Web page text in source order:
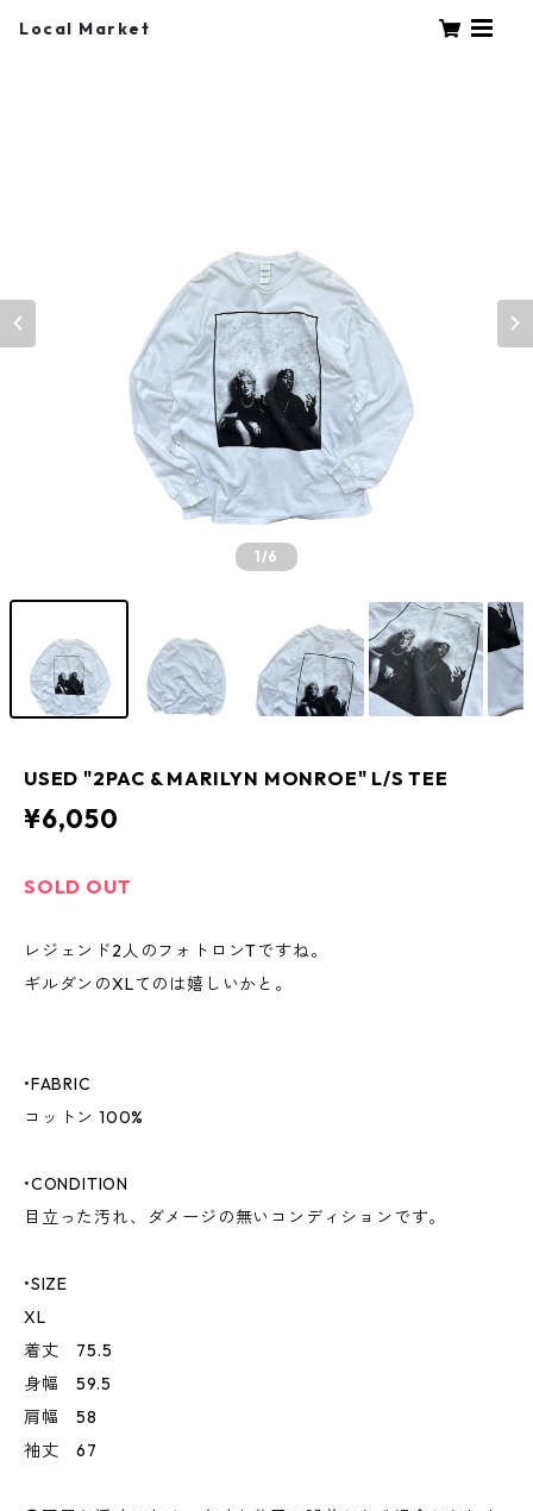
Local Market
1/6
USED "2PAC & MARILYN MONROE" L/S TEE
¥6,050
SOLD OUT
レジェンド2人のフォトロンTですね。
ギルダンのXLてのは嬉しいかと。
•FABRIC
コットン 100%
•CONDITION
目立った汚れ、ダメージの無いコンディションです。
•SIZE
XL
着丈 75.5
身幅 59.5
肩幅 58
袖丈 67